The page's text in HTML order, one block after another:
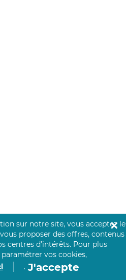
sur notre site, vous acceptez le
proposer des offres, contenus
centres d’intérêts. Pour plus
vos cookies,
. J'accepte
✕